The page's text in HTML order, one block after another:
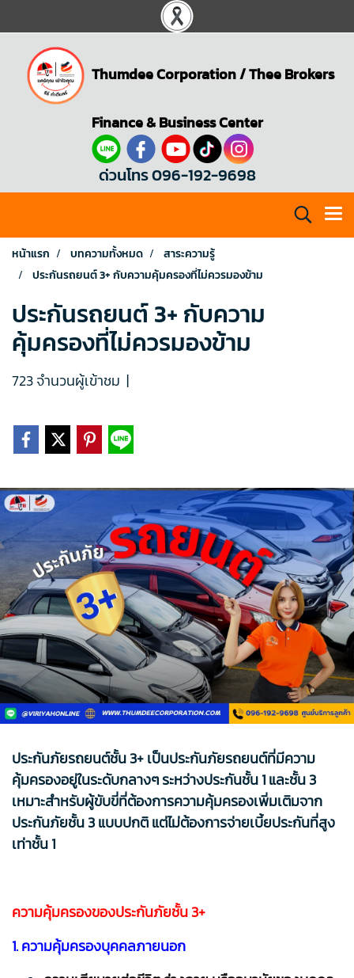
Thumdee Corporation/Thee Brokers
Finance & Business Center
ด่วนโทร 096-192-9698
หน้าแรก บทความทั้งหมด
สาระความรู้
ประกันรถยนต์ 3+ กับความคุ้มครองที่ไม่ควรมองข้าม
ประกันรถยนต์ 3+ กับความ
คุ้มครองที่ไม่ควรมองข้าม
723 จำนวนผู้เข้าชม |
ประกันภัยรถยนต์ชั้น 3+ เป็นประกันภัยรถยนต์ที่มีความ
คุ้มครองอยู่ในระดับกลางๆ ระหว่างประกันชั้น 1 และชั้น 3
เหมาะสำหรับผู้ขับขี่ที่ต้องการความคุ้มครองเพิ่มเติมจาก
ประกันภัยชั้น 3 แบบปกติ แต่ไม่ต้องการจ่ายเบี้ยประกันที่สูง
เท่าชั้น 1
ความคุ้มครองของประกันภัยชั้น 3+
1. ความคุ้มครองบุคคลภายนอก